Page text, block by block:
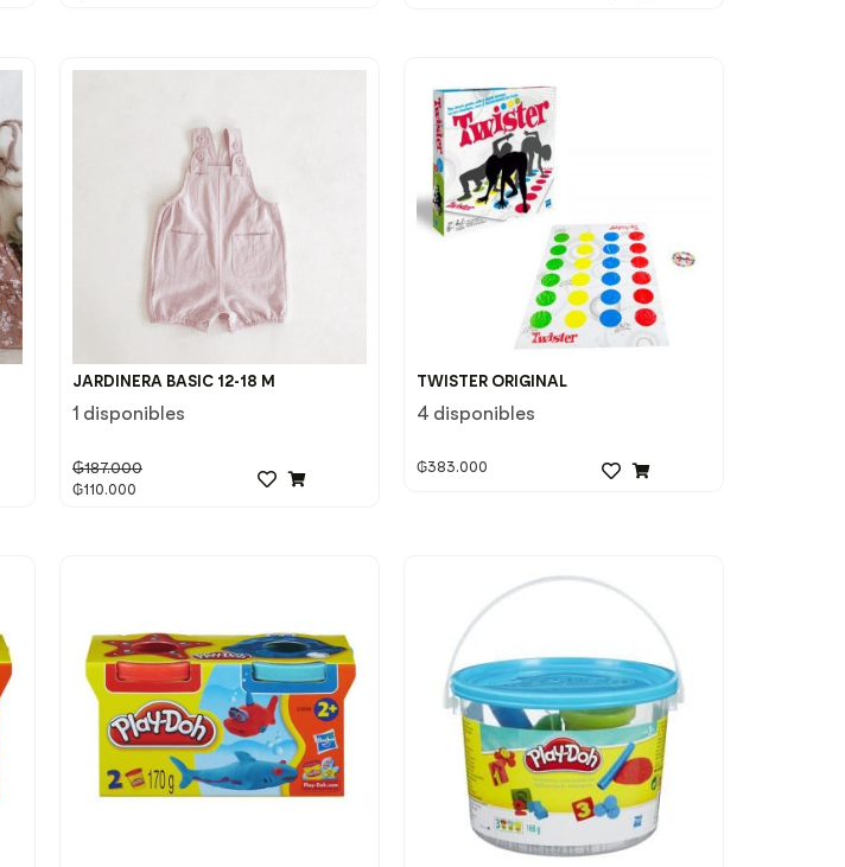
JARDINERA BASIC 12-18 M
1 disponibles
₲187.000
₲110.000
TWISTER ORIGINAL
4 disponibles
₲383.000